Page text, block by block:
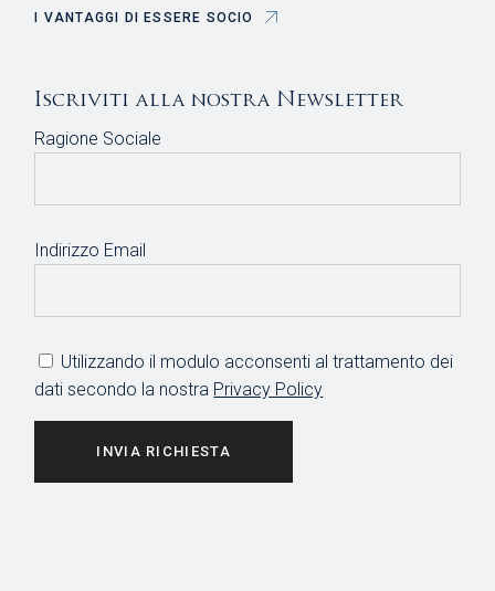
I VANTAGGI DI ESSERE SOCIO
Iscriviti alla nostra Newsletter
Ragione Sociale
Indirizzo Email
Utilizzando il modulo acconsenti al trattamento dei
dati secondo la nostra Privacy Policy
INVIA RICHIESTA